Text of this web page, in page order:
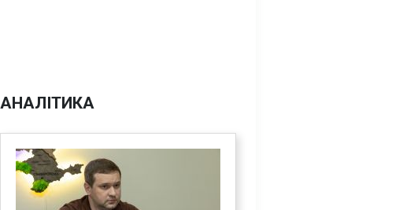
АНАЛІТИКА